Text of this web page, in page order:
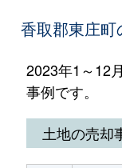
香取郡東庄町
2023年1～12
事例です。
土地の売却